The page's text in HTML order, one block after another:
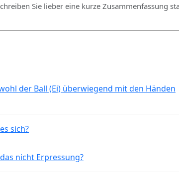
Sie lieber eine kurze Zusammenfassung
der Ball (Ei) überwiegend mit den Händen
sich?
nicht Erpressung?